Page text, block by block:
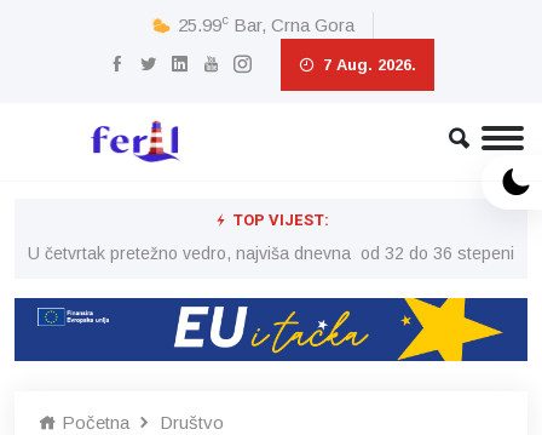
25.99c Bar, Crna Gora
7 Aug. 2026.
TOP VIJEST:
U četvrtak pretežno vedro, najviša dnevna od 32 do 36 stepeni
Početna Društvo